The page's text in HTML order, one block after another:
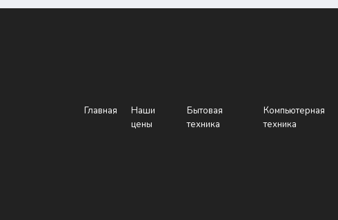
Главная
Наши
цены
Бытовая
техника
Компьютерная
техника